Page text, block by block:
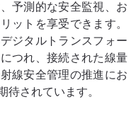
予測的な安全監視、お
ットを享受できます。
ジタルトランスフォー
つれ、接続された線量
線安全管理の推進にお
待されています。